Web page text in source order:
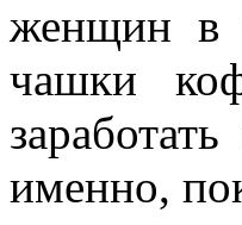
женщин в
чашки
именно,